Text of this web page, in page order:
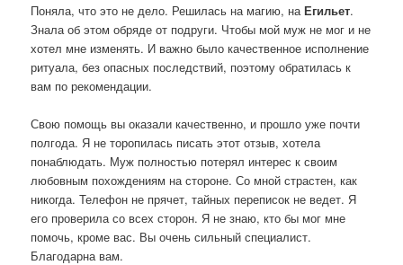
Поняла, что это не дело. Решилась на магию, наЕгильет.
Знала об этом обряде от подруги. Чтобы мой муж не мог и не
хотел мне изменять. И важно было качественное исполнение
ритуала, без опасных последствий, поэтому обратилась к
вам по рекомендации.
Свою помощь вы оказали качественно, и прошло уже почти
полгода. Я не торопилась писать этот отзыв, хотела
понаблюдать. Муж полностью потерял интерес к своим
любовным похождениям на стороне. Со мной страстен, как
никогда. Телефон не прячет, тайных переписок не ведет. Я
его проверила со всех сторон. Я не знаю, кто бы мог мне
помочь, кроме вас. Вы очень сильный специалист.
Благодарна вам.